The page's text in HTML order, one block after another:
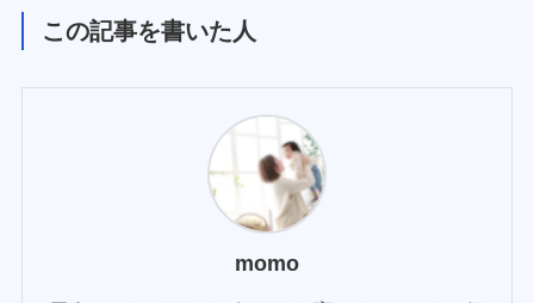
この記事を書いた人
momo